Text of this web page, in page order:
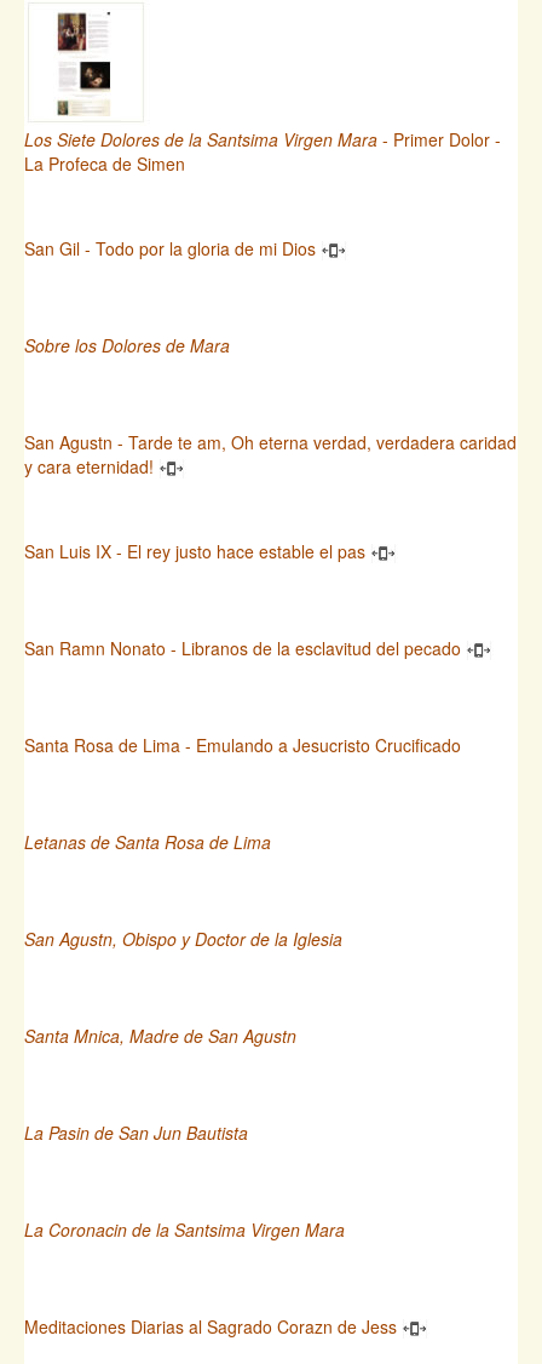
Los Siete Dolores de la Santsima Virgen Mara - Primer Dolor -
La Profeca de Simen
San Gil - Todo por la gloria de mi Dios
Sobre los Dolores de Mara
San Agustn - Tarde te am, Oh eterna verdad, verdadera caridad
y cara eternidad!
San Luis IX - El rey justo hace estable el pas
San Ramn Nonato - Libranos de la esclavitud del pecado
Santa Rosa de Lima - Emulando a Jesucristo Crucificado
Letanas de Santa Rosa de Lima
San Agustn, Obispo y Doctor de la Iglesia
Santa Mnica, Madre de San Agustn
La Pasin de San Jun Bautista
La Coronacin de la Santsima Virgen Mara
Meditaciones Diarias al Sagrado Corazn de Jess